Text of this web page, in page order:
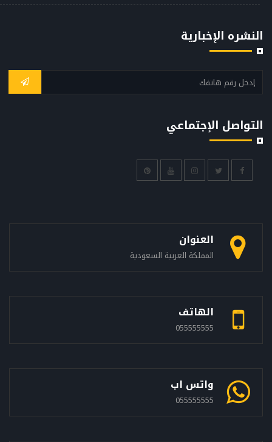
النشره الإخبارية
التواصل الإجتماعي
العنوان
المملكة العربية السعودية
الهاتف
055555555
واتس اب
055555555